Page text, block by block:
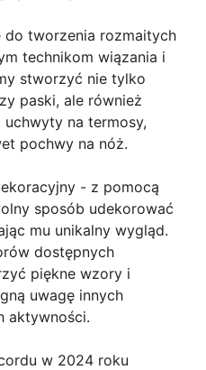
do tworzenia rozmaitych
technikom wiązania i
stworzyć nie tylko
paski, ale również
na termosy,
pochwy na nóż.
- z pomocą
sposób udekorować
mu unikalny wygląd.
dostępnych
piękne wzory i
uwagę innych
aktywności.
w 2024 roku